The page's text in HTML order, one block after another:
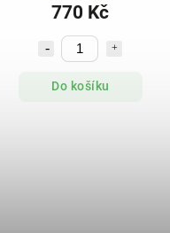
770 Kč
Do košíku